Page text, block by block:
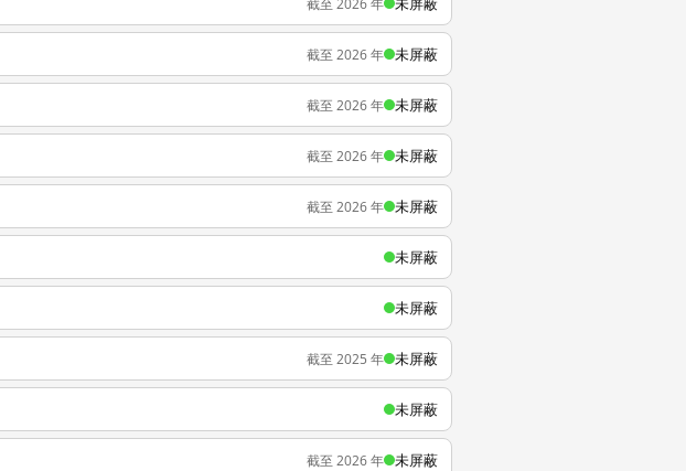
截至 2026 年 未屏蔽
截至 2026 年 未屏蔽
截至 2026 年 未屏蔽
截至 2026 年 未屏蔽
未屏蔽
未屏蔽
截至 2025 年 未屏蔽
未屏蔽
截至 2026 年 未屏蔽